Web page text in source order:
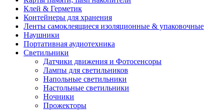
Клей & Герметик
Контейнеры для хранения
Ленты самоклеящиеся изоляционные & упаковочные
Наушники
Портативная аудиотехника
Светильники
Датчики движения и Фотосенсоры
Лампы для светильников
Напольные светильники
Настольные светильники
Ночники
Прожекторы